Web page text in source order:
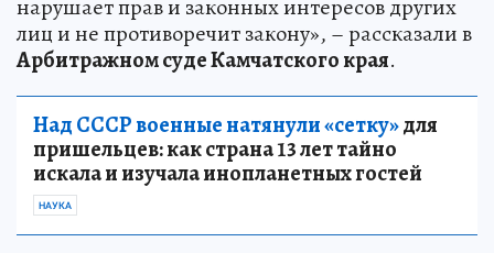
нарушает прав и законных интересов других
лиц и не противоречит закону», – рассказали в
Арбитражном суде Камчатского края.
Над СССР военные натянули «сетку»для
пришельцев: как страна 13 лет тайно
искала и изучала инопланетных гостей
НАУКА